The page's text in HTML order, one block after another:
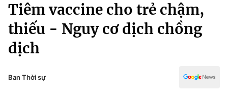
Chuyên mục
Chính trị
Pháp luật
Kinh tế
Thể thao
Truyền hình
Đời sống
Tiêm vaccine cho trẻ chậm,
thiếu - Nguy cơ dịch chồng
dịch
Ban Thời sự